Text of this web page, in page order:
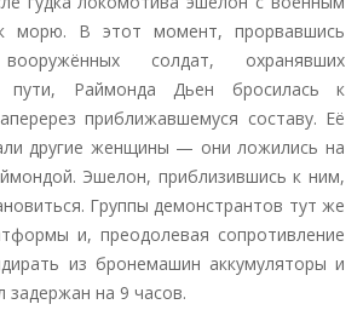
морю. В этот момент, прорвавшись
солдат, охранявших
пути, Раймонда Дьен бросилась к
приближавшемуся составу. Её
другие женщины — они ложились на
Эшелон, приблизившись к ним,
Группы демонстрантов тут же
и, преодолевая сопротивление
из бронемашин аккумуляторы и
на 9 часов.